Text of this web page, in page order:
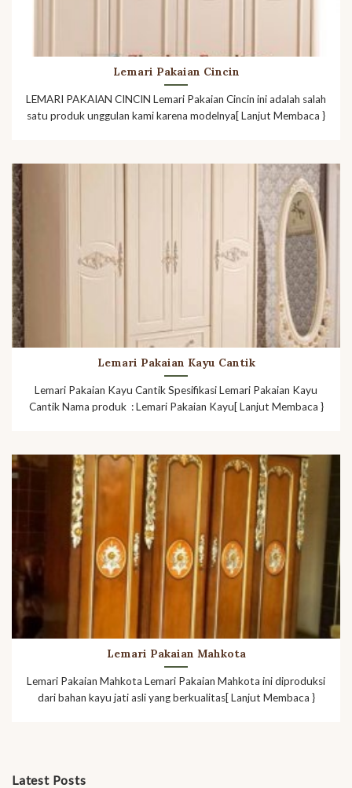
Latest Posts
Lemari Pakaian Cincin
LEMARI PAKAIAN CINCIN Lemari Pakaian Cincin ini adalah salah
satu produk unggulan kami karena modelnya[ Lanjut Membaca }
Lemari Pakaian Kayu Cantik
Lemari Pakaian Kayu Cantik Spesifikasi Lemari Pakaian Kayu
Cantik Nama produk : Lemari Pakaian Kayu[ Lanjut Membaca }
Lemari Pakaian Mahkota
Lemari Pakaian Mahkota Lemari Pakaian Mahkota ini diproduksi
dari bahan kayu jati asli yang berkualitas[ Lanjut Membaca }